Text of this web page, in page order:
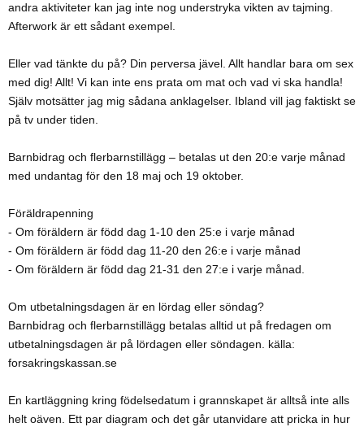
andra aktiviteter kan jag inte nog understryka vikten av tajming.
Afterwork är ett sådant exempel.
Eller vad tänkte du på? Din perversa jävel. Allt handlar bara om sex
med dig! Allt! Vi kan inte ens prata om mat och vad vi ska handla!
Själv motsätter jag mig sådana anklagelser. Ibland vill jag faktiskt se
på tv under tiden.
Barnbidrag och flerbarnstillägg – betalas ut den 20:e varje månad
med undantag för den 18 maj och 19 oktober.
Föräldrapenning
- Om föräldern är född dag 1-10 den 25:e i varje månad
- Om föräldern är född dag 11-20 den 26:e i varje månad
- Om föräldern är född dag 21-31 den 27:e i varje månad.
Om utbetalningsdagen är en lördag eller söndag?
Barnbidrag och flerbarnstillägg betalas alltid ut på fredagen om
utbetalningsdagen är på lördagen eller söndagen. källa:
forsakringskassan.se
En kartläggning kring födelsedatum i grannskapet är alltså inte alls
helt oäven. Ett par diagram och det går utanvidare att pricka in hur